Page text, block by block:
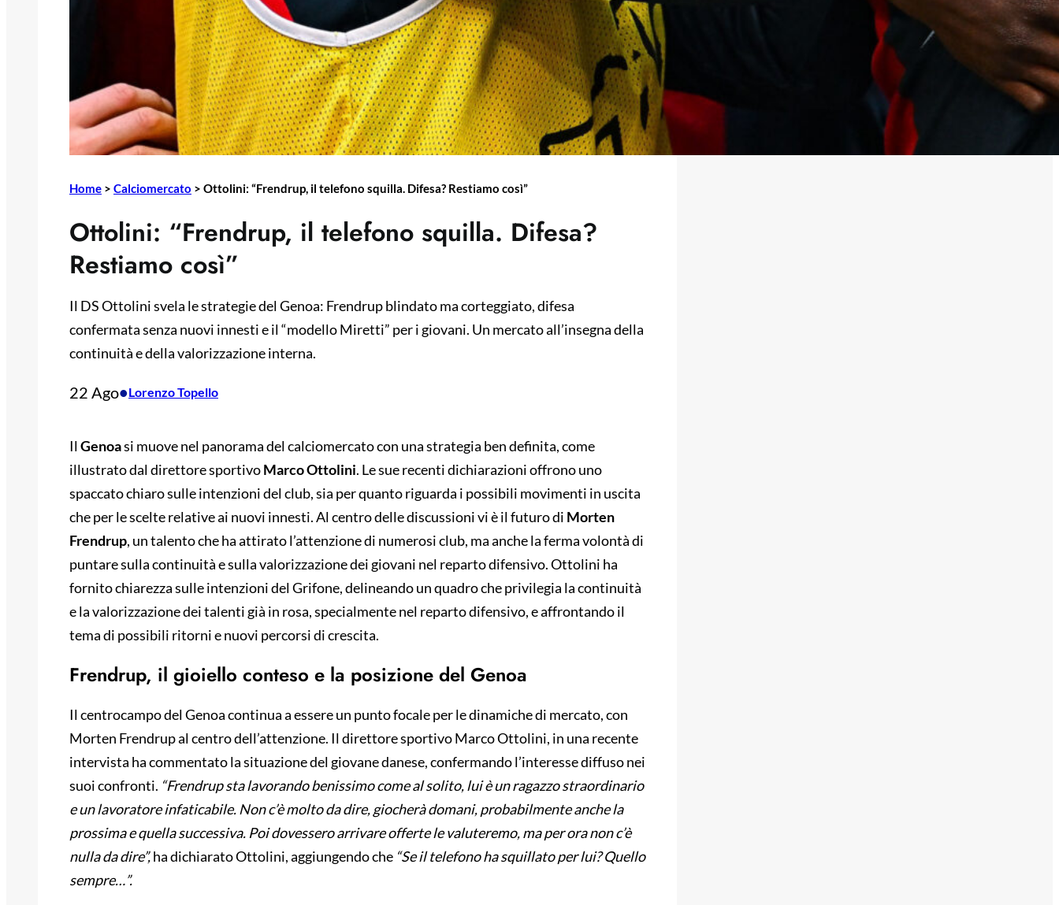
Home > Calciomercato > Ottolini: “Frendrup, il telefono squilla. Difesa? Restiamo così”
Ottolini: “Frendrup, il telefono squilla. Difesa?
Restiamo così”
Il DS Ottolini svela le strategie del Genoa: Frendrup blindato ma corteggiato, difesa
confermata senza nuovi innesti e il “modello Miretti” per i giovani. Un mercato all’insegna della
continuità e della valorizzazione interna.
22 Ago•Lorenzo Topello
IlGenoasi muove nel panorama del calciomercato con una strategia ben definita, come
illustrato dal direttore sportivoMarco Ottolini. Le sue recenti dichiarazioni offrono uno
spaccato chiaro sulle intenzioni del club, sia per quanto riguarda i possibili movimenti in uscita
che per le scelte relative ai nuovi innesti. Al centro delle discussioni vi è il futuro di Morten
Frendrup, un talento che ha attirato l’attenzione di numerosi club, ma anche la ferma volontà di
puntare sulla continuità e sulla valorizzazione dei giovani nel reparto difensivo. Ottolini ha
fornito chiarezza sulle intenzioni del Grifone, delineando un quadro che privilegia la continuità
e la valorizzazione dei talenti già in rosa, specialmente nel reparto difensivo, e affrontando il
tema di possibili ritorni e nuovi percorsi di crescita.
Frendrup, il gioiello conteso e la posizione del Genoa
Il centrocampo del Genoa continua a essere un punto focale per le dinamiche di mercato, con
Morten Frendrup al centro dell’attenzione. Il direttore sportivo Marco Ottolini, in una recente
intervista ha commentato la situazione del giovane danese, confermando l’interesse diffuso nei
suoi confronti. “Frendrup sta lavorando benissimo come al solito, lui è un ragazzo straordinario
e un lavoratore infaticabile. Non c’è molto da dire, giocherà domani, probabilmente anche la
prossima e quella successiva. Poi dovessero arrivare offerte le valuteremo, ma per ora non c’è
nulla da dire”,ha dichiarato Ottolini, aggiungendo che “Se il telefono ha squillato per lui? Quello
sempre…”.